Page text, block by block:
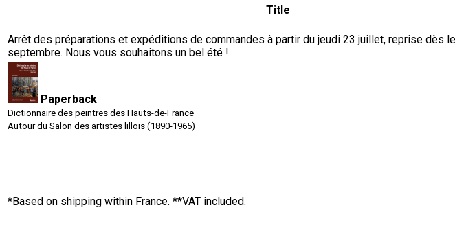
Arrêt des préparations et expéditions de commandes à partir du jeudi 23 juillet, reprise dès
septembre. Nous vous souhaitons un bel été !
Title
Paperback
Dictionnaire des peintres des Hauts-de-France
Autour du Salon des artistes lillois (1890-1965)
*Based on shipping within France. **VAT included.